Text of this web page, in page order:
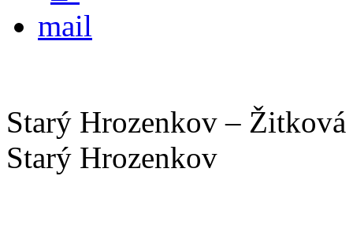
Starý Hrozenkov –
Starý Hrozenkov